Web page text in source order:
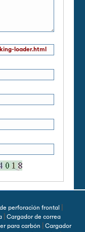
perforación frontal
|
Cargador de correa
para carbón
Cargador